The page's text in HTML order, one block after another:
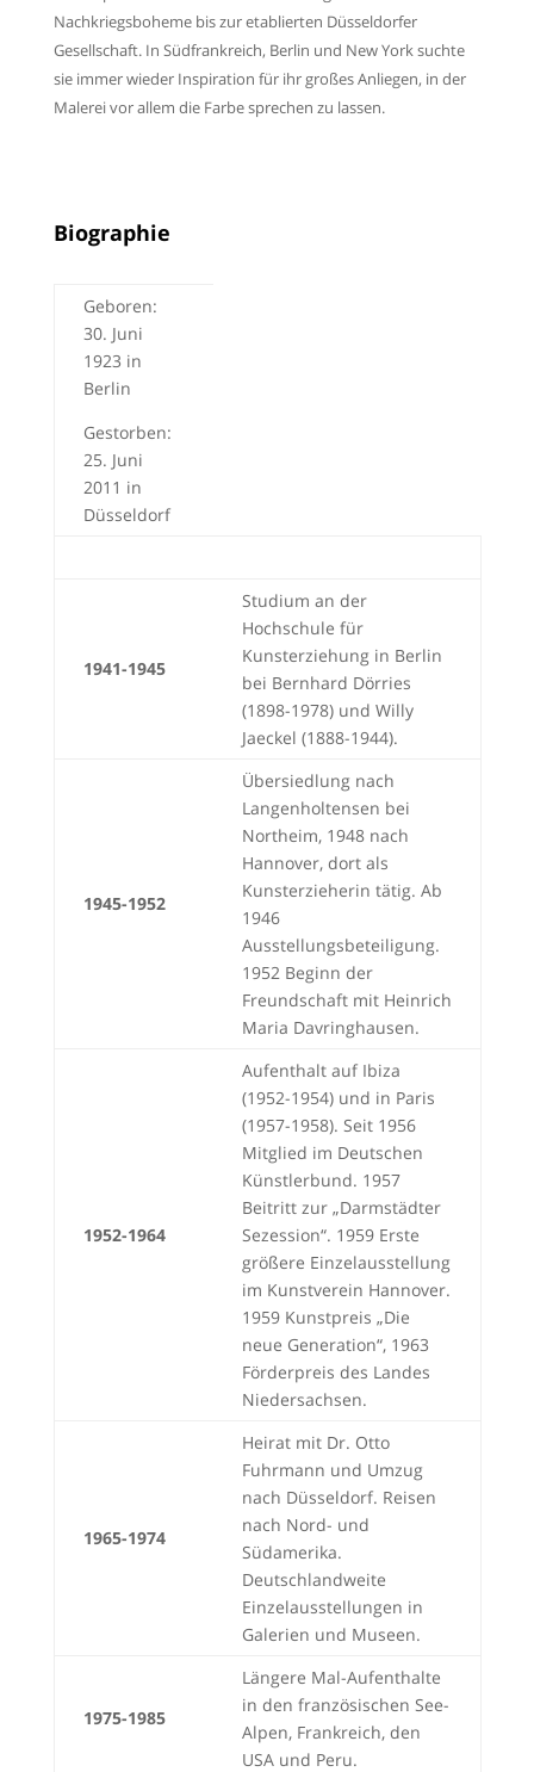
Nachkriegsboheme bis zur etablierten Düsseldorfer
Gesellschaft. In Südfrankreich, Berlin und New York suchte
sie immer wieder Inspiration für ihr großes Anliegen, in der
Malerei vor allem die Farbe sprechen zu lassen.
Biographie
Geboren:
30. Juni
1923 in
Berlin
Gestorben:
25. Juni
2011 in
Düsseldorf
1941-1945
Studium an der
Hochschule für
Kunsterziehung in Berlin
bei Bernhard Dörries
(1898-1978) und Willy
Jaeckel (1888-1944).
1945-1952
Übersiedlung nach
Langenholtensen bei
Northeim, 1948 nach
Hannover, dort als
Kunsterzieherin tätig. Ab
1946
Ausstellungsbeteiligung.
1952 Beginn der
Freundschaft mit Heinrich
Maria Davringhausen.
1952-1964
Aufenthalt auf Ibiza
(1952-1954) und in Paris
(1957-1958). Seit 1956
Mitglied im Deutschen
Künstlerbund. 1957
Beitritt zur „Darmstädter
Sezession“. 1959 Erste
größere Einzelausstellung
im Kunstverein Hannover.
1959 Kunstpreis „Die
neue Generation“, 1963
Förderpreis des Landes
Niedersachsen.
1965-1974
Heirat mit Dr. Otto
Fuhrmann und Umzug
nach Düsseldorf. Reisen
nach Nord- und
Südamerika.
Deutschlandweite
Einzelausstellungen in
Galerien und Museen.
1975-1985
Längere Mal-Aufenthalte
in den französischen See-
Alpen, Frankreich, den
USA und Peru.